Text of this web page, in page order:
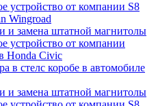
устройство от компании S8
Wingroad
и замена штатной магнитолы
устройство от компании
Honda Civic
в стелс коробе в автомобиле
и замена штатной магнитолы